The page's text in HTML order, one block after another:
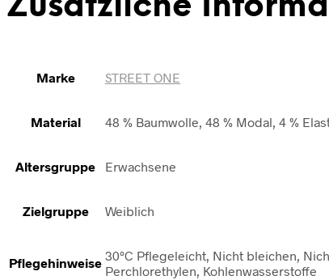
Marke STREET ONE
Material 48 % Baumwolle, 48 % Modal, 4 %
Altersgruppe Erwachsene
Zielgruppe Weiblich
Pflegehinweise 30°C Pflegeleicht, Nicht bleichen,
Perchlorethylen, Kohlenwasserstoffe